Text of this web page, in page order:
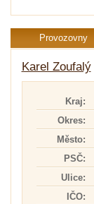
Provozovny
Karel Zoufalý
Kraj:
Okres:
Město:
PSČ:
Ulice:
IČO: